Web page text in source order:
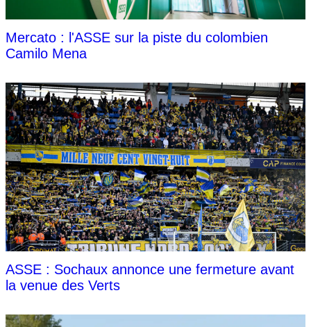
Mercato : l'ASSE sur la piste du colombien
Camilo Mena
ASSE : Sochaux annonce une fermeture avant
la venue des Verts